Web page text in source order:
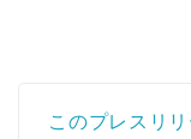
このプレスリ